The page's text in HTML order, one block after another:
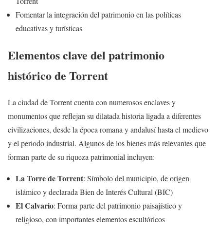
Fomentar la integración del patrimonio en las políticas
educativas y turísticas
Elementos clave del patrimonio
histórico de Torrent
La ciudad de Torrent cuenta con numerosos enclaves y
monumentos que reflejan su dilatada historia ligada a diferentes
civilizaciones, desde la época romana y andalusí hasta el medievo
y el periodo industrial. Algunos de los bienes más relevantes que
forman parte de su riqueza patrimonial incluyen:
La Torre de Torrent: Símbolo del municipio, de origen
islámico y declarada Bien de Interés Cultural (BIC)
El Calvario: Forma parte del patrimonio paisajístico y
religioso, con importantes elementos escultóricos